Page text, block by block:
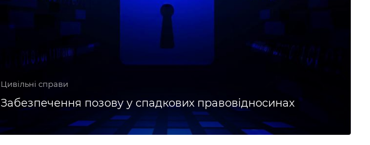
Цивільні справи
Забезпечення позову у спадкових правовідносинах